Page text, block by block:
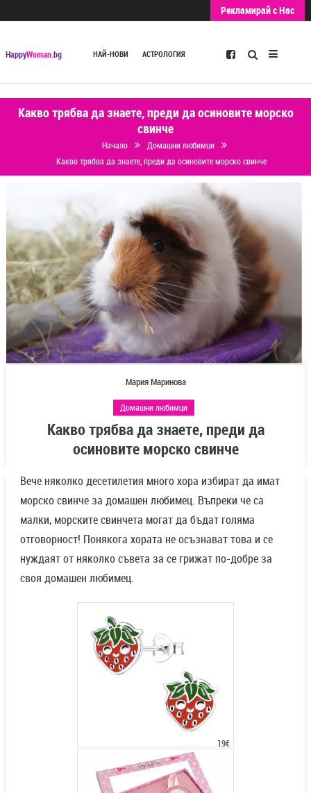
Рекламирай с Нас
HappyWoman.bg НАЙ-НОВИ АСТРОЛОГИЯ Търсене
Какво трябва да знаете, преди да осиновите морско
свинче
Начало
Домашни любимци
Какво трябва да знаете, преди да осиновите морско свинче
Мария Маринова
Домашни любимци
Какво трябва да знаете, преди да
осиновите морско свинче
Вече няколко десетилетия много хора избират да имат
морско свинче за домашен любимец. Въпреки че са
малки, морските свинчета могат да бъдат голяма
отговорност! Понякога хората не осъзнават това и се
нуждаят от няколко съвета за се грижат по-добре за
своя домашен любимец.
19€